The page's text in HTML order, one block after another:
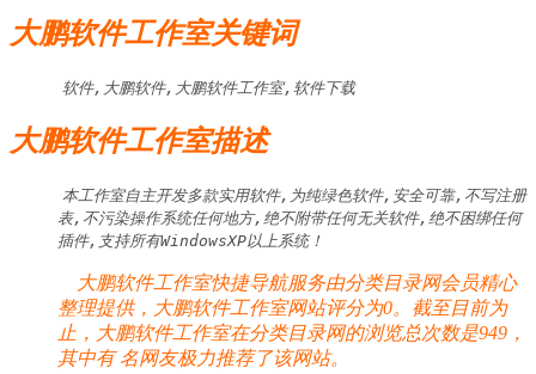
大鹏软件工作室关键词
软件,大鹏软件,大鹏软件工作室,软件下载
大鹏软件工作室描述
本工作室自主开发多款实用软件,为纯绿色软件,安全可靠,不写注册
表,不污染操作系统任何地方,绝不附带任何无关软件,绝不困绑任何
插件,支持所有WindowsXP以上系统！
大鹏软件工作室快捷导航服务由分类目录网会员精心
整理提供，大鹏软件工作室网站评分为0。截至目前为
止，大鹏软件工作室在分类目录网的浏览总次数是949，
其中有名网友极力推荐了该网站。